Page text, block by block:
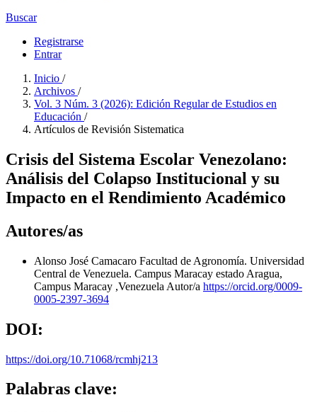
Buscar
Registrarse
Entrar
Inicio /
Archivos /
Vol. 3 Núm. 3 (2026): Edición Regular de Estudios en
Educación /
Artículos de Revisión Sistematica
Crisis del Sistema Escolar Venezolano:
Análisis del Colapso Institucional y su
Impacto en el Rendimiento Académico
Autores/as
Alonso José Camacaro Facultad de Agronomía. Universidad
Central de Venezuela. Campus Maracay estado Aragua,
Campus Maracay ,Venezuela Autor/a https://orcid.org/0009-
0005-2397-3694
DOI:
https://doi.org/10.71068/rcmhj213
Palabras clave: